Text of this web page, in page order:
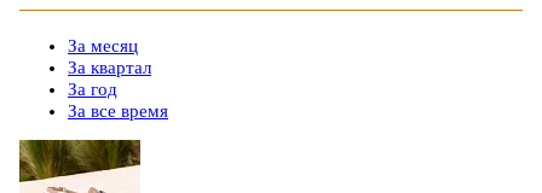
За месяц
За квартал
За год
За все время